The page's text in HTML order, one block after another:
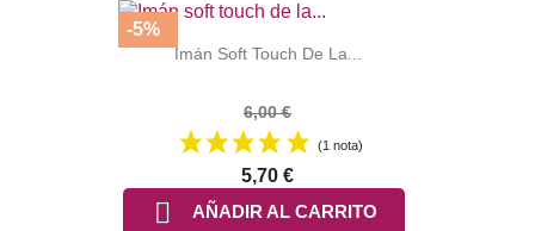
Imán Soft Touch De La...
6,00 €
(1 nota)
5,70 €
 AÑADIR AL CARRITO
-5%